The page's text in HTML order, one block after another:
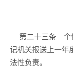
第二十三条 个
记机关报送上一年
法性负责。